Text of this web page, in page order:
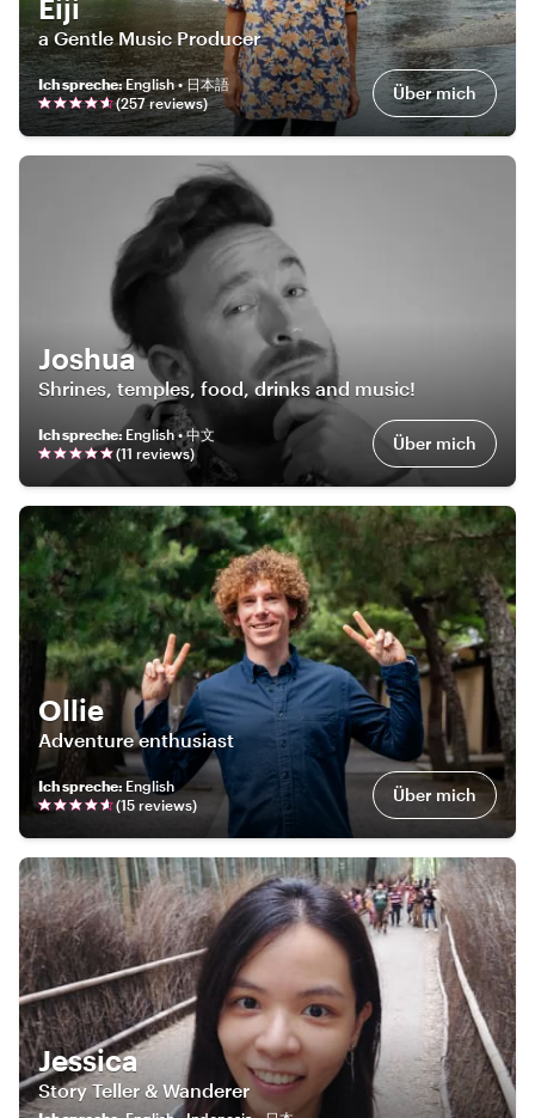
Eiji
a Gentle Music Producer
Ich spreche:English • 日本語
(257reviews) Über mich
Joshua
Shrines, temples, food, drinks and music!
Ich spreche: English • 中文
(11 reviews) Über mich
Ollie
Adventure enthusiast
Ich spreche: English
(15 reviews) Über mich
Jessica
Story Teller & Wanderer